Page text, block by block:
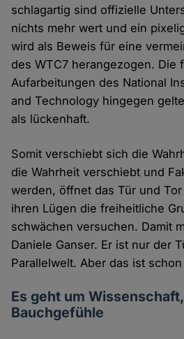
schlagartig sind offizielle
nichts mehr wert und ein
wird als Beweis für eine
des WTC7 herangezogen. Die
Aufarbeitungen des National
and Technology hingegen
als lückenhaft.
Somit verschiebt sich die
die Wahrheit verschiebt und
werden, öffnet das Tür und
ihren Lügen die freiheitliche
schwächen versuchen. Damit
Daniele Ganser. Er ist nur der
Parallelwelt. Aber das ist
Es geht um
Bauchgefühle